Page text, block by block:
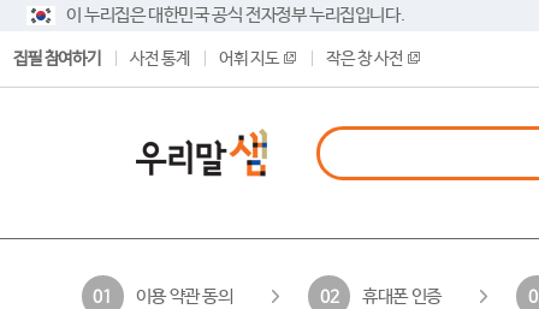
이 누리집은 대한민국 공식 전자정부 누리집입니다.
집필 참여하기 사전 통계 어휘 지도 작은 창 사전
01 이용 약관 동의 02 휴대폰 인증